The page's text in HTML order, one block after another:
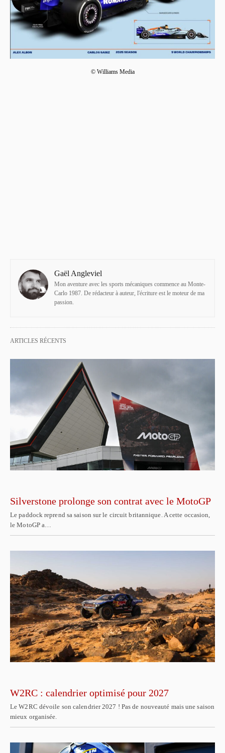
© Williams Media
Gaël Angleviel
Mon aventure avec les sports mécaniques commence au Monte-
Carlo 1987. De rédacteur à auteur, l'écriture est le moteur de ma
passion.
ARTICLES RÉCENTS
Silverstone prolonge son contrat avec le MotoGP
Le paddock reprend sa saison sur le circuit britannique. A cette occasion,
le MotoGP a…
W2RC : calendrier optimisé pour 2027
Le W2RC dévoile son calendrier 2027 ! Pas de nouveauté mais une saison
mieux organisée.